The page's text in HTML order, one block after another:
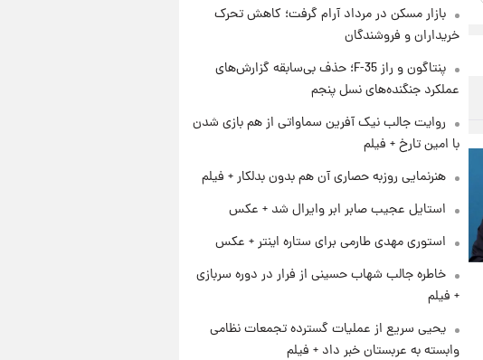
بازار مسکن در مرداد آرام گرفت؛ کاهش تحرک
خریداران و فروشندگان
پنتاگون و راز F-35؛ حذف بی‌سابقه گزارش‌های
عملکرد جنگنده‌های نسل پنجم
روایت جالب نیک آفرین سماواتی از هم بازی شدن
با امین تارخ + فیلم
هنرنمایی روزبه حصاری آن هم بدون بدلکار + فیلم
استایل عجیب صابر ابر وایرال شد + عکس
استوری مهدی طارمی برای ستاره اینتر + عکس
خاطره جالب شهاب حسینی از فرار در دوره سربازی
+ فیلم
یحیی سریع از عملیات گسترده تجمعات نظامی
وابسته به عربستان خبر داد + فیلم